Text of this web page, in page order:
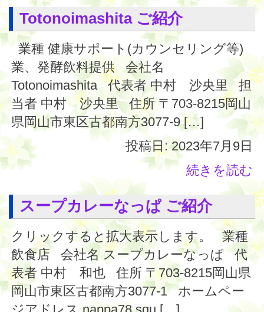
Totonoimashita ご紹介
業種 健康サポート(カウンセリング等)
業、発酵飲料提供 会社名
Totonoimashita 代表者 中村 沙央里 担
当者 中村 沙央里 住所 〒703-8215岡山
県岡山市東区古都南方3077-9 […]
投稿日: 2023年7月9日
続きを読む
スープカレーなっぱ ご紹介
クリックすると拡大表示します。 業種
飲食店 会社名 スープカレーなっぱ 代
表者 中村 和也 住所 〒703-8215岡山県
岡山市東区古都南方3077-1 ホームペー